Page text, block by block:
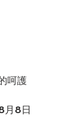
呵護
月8日